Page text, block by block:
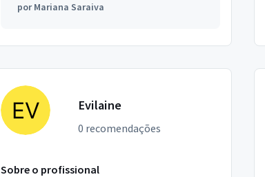
porMariana Saraiva
Evilaine
0 recomendações
Sobre o profissional